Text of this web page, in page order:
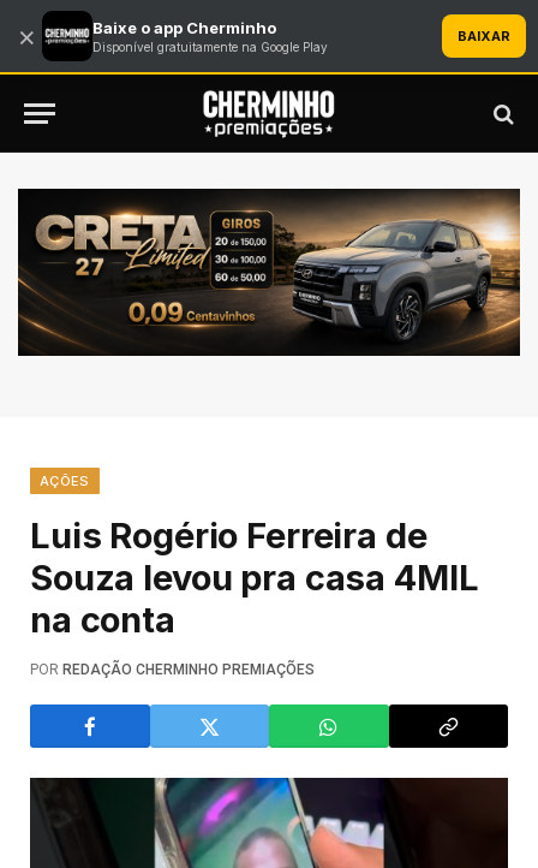
AÇÕES
Luis Rogério Ferreira de
Souza levou pra casa 4MIL
na conta
POR REDAÇÃO CHERMINHO PREMIAÇÕES
× Baixe o app Cherminho
Disponível gratuitamente na Google Play
BAIXAR